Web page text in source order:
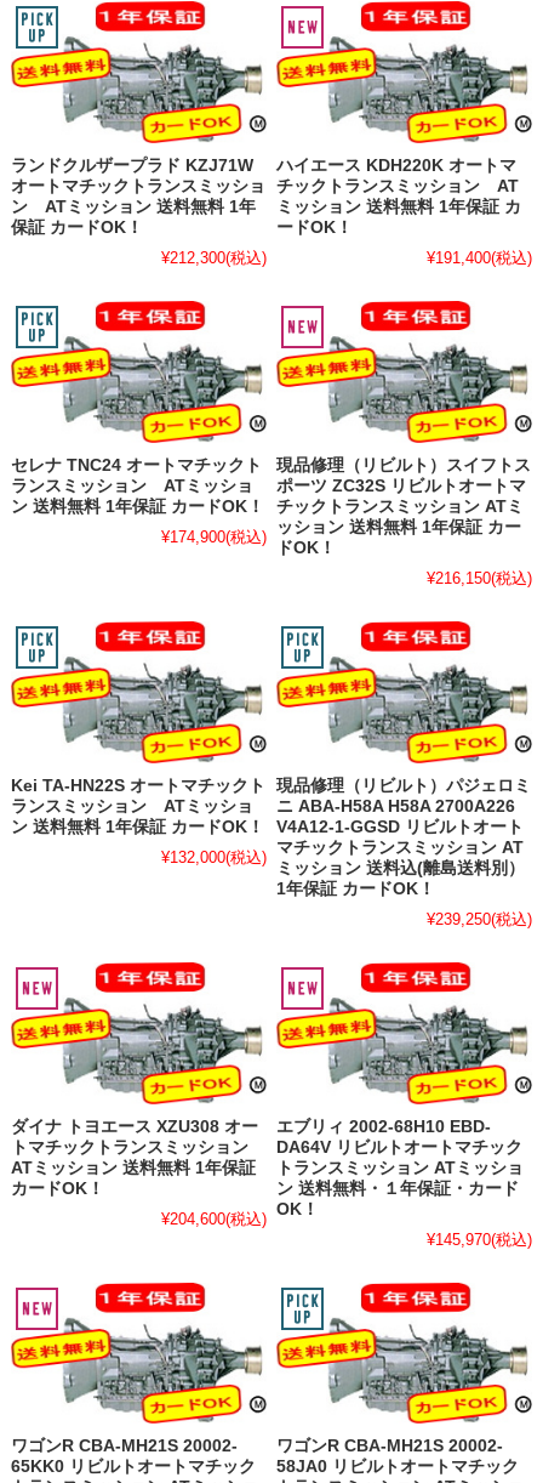
ランドクルザープラド KZJ71W
オートマチックトランスミッショ
ン ATミッション 送料無料 1年
保証 カードOK！
¥212,300(税込)
ハイエース KDH220K オートマ
チックトランスミッション AT
ミッション 送料無料 1年保証 カ
ードOK！
¥191,400(税込)
セレナ TNC24 オートマチックト
ランスミッション ATミッショ
ン 送料無料 1年保証 カードOK！
¥174,900(税込)
現品修理（リビルト）スイフトス
ポーツ ZC32S リビルトオートマ
チックトランスミッション ATミ
ッション 送料無料 1年保証 カー
ドOK！
¥216,150(税込)
Kei TA-HN22S オートマチックト
ランスミッション ATミッショ
ン 送料無料 1年保証 カードOK！
¥132,000(税込)
現品修理（リビルト）パジェロミ
ニ ABA-H58A H58A 2700A226
V4A12-1-GGSD リビルトオート
マチックトランスミッション AT
ミッション 送料込(離島送料別）
1年保証 カードOK！
¥239,250(税込)
ダイナ トヨエース XZU308 オー
トマチックトランスミッション
ATミッション 送料無料 1年保証
カードOK！
¥204,600(税込)
エブリィ 2002-68H10 EBD-
DA64V リビルトオートマチック
トランスミッション ATミッショ
ン 送料無料・１年保証・カード
OK！
¥145,970(税込)
ワゴンR CBA-MH21S 20002-
65KK0 リビルトオートマチック
ワゴンR CBA-MH21S 20002-
58JA0 リビルトオートマチック